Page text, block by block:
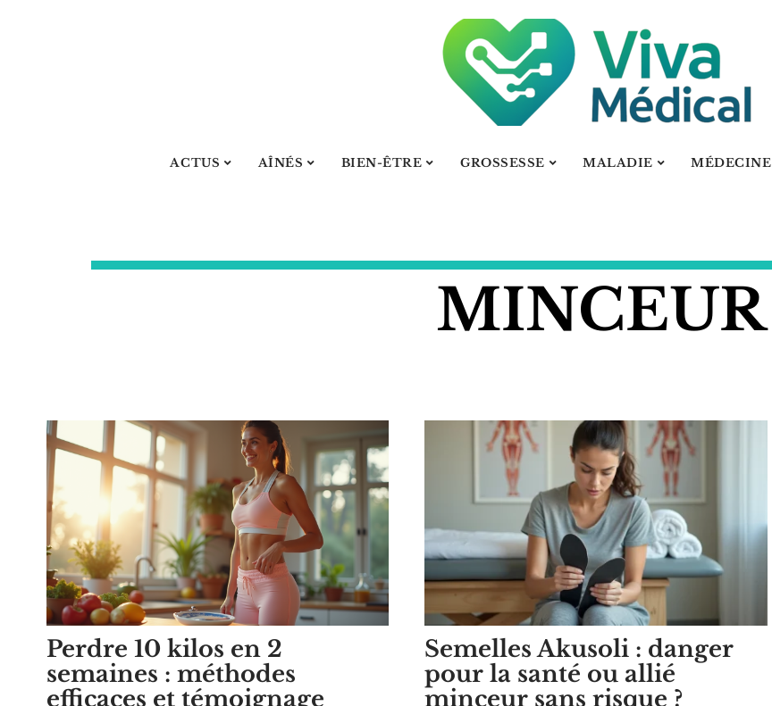
ACTUS AÎNÉS BIEN-ÊTRE GROSSESSE MALADIE MÉDECINE
MINCEUR
Perdre 10 kilos en 2
semaines : méthodes
efficaces et témoignage
Semelles Akusoli : danger
pour la santé ou allié
minceur sans risque ?